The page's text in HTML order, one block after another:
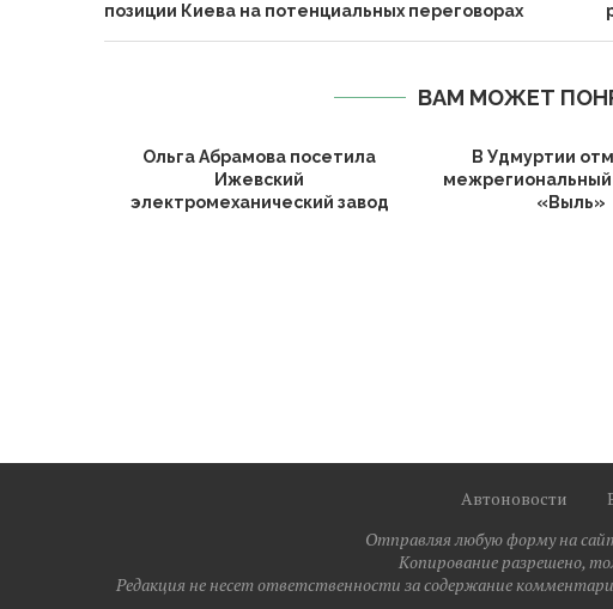
позиции Киева на потенциальных переговорах
ВАМ МОЖЕТ
Ольга Абрамова посетила
Ижевский
электромеханический завод
В Удмуртии
межрегиональный
«Выль»
Автоновости
Отправляя любую форму на
Копирование разрешено,
Редакция не несет ответственности за содержание